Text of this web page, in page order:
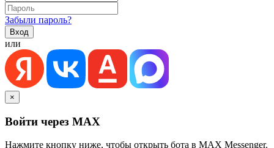
Забыли пароль?
или
×
Войти через MAX
Нажмите кнопку ниже, чтобы открыть бота в MAX Messenger.